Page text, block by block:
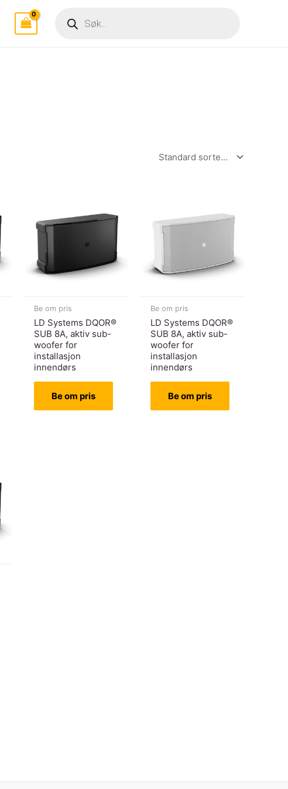
search
Be om pris
LD Systems DQOR®
SUB 8A, aktiv sub-
woofer for
installasjon
innendørs
Be om pris
Be om pris
LD Systems DQOR®
SUB 8A, aktiv sub-
woofer for
installasjon
innendørs
Be om pris